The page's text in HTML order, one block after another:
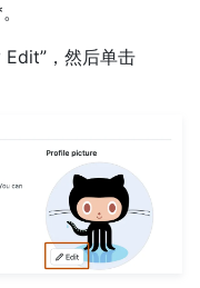
Edit”，然后单击